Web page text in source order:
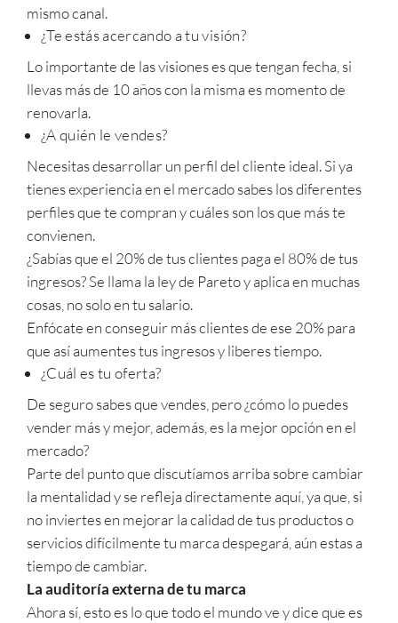
mismo canal.
¿Te estás acercando a tu visión?
Lo importante de las visiones es que tengan fecha, si
llevas más de 10 años con la misma es momento de
renovarla.
¿A quién le vendes?
Necesitas desarrollar un perfil del cliente ideal. Si ya
tienes experiencia en el mercado sabes los diferentes
perfiles que te compran y cuáles son los que más te
convienen.
¿Sabías que el 20% de tus clientes paga el 80% de tus
ingresos? Se llama la ley de Pareto y aplica en muchas
cosas, no solo en tu salario.
Enfócate en conseguir más clientes de ese 20% para
que así aumentes tus ingresos y liberes tiempo.
¿Cuál es tu oferta?
De seguro sabes que vendes, pero ¿cómo lo puedes
vender más y mejor, además, es la mejor opción en el
mercado?
Parte del punto que discutíamos arriba sobre cambiar
la mentalidad y se refleja directamente aquí, ya que, si
no inviertes en mejorar la calidad de tus productos o
servicios difícilmente tu marca despegará, aún estas a
tiempo de cambiar.
La auditoría externa de tu marca
Ahora sí, esto es lo que todo el mundo ve y dice que es